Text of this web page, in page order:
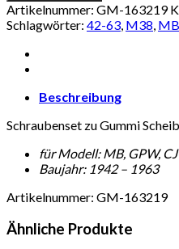
Artikelnummer: GM-163219
Schlagwörter: 42-63, M38,
Beschreibung
Schraubenset zu Gummi
für Modell: MB, GPW,
Baujahr: 1942 – 1963
Artikelnummer: GM-163219
Ähnliche Produkte